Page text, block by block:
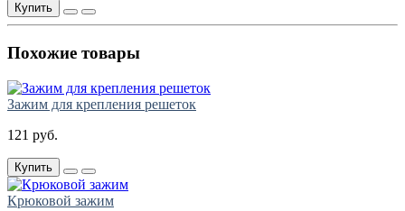
Купить
Похожие товары
Зажим для крепления решеток
121 руб.
Купить
Крюковой зажим